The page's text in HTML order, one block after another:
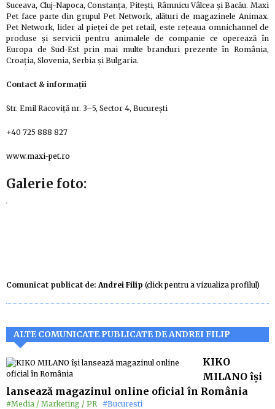
Suceava, Cluj-Napoca, Constanța, Pitești, Râmnicu Vâlcea și Bacău. Maxi
Pet face parte din grupul Pet Network, alături de magazinele Animax.
Pet Network, lider al pieței de pet retail, este rețeaua omnichannel de
produse și servicii pentru animalele de companie ce operează în
Europa de Sud-Est prin mai multe branduri prezente în România,
Croația, Slovenia, Serbia și Bulgaria.
Contact & informații
Str. Emil Racoviță nr. 3–5, Sector 4, București
+40 725 888 827
www.maxi-pet.ro
Galerie foto:
Comunicat publicat de: Andrei Filip (click pentru a vizualiza profilul)
ALTE COMUNICATE PUBLICATE DE ANDREI FILIP
KIKO
MILANO își
lansează magazinul online oficial în România
#Media / Marketing / PR #Bucuresti